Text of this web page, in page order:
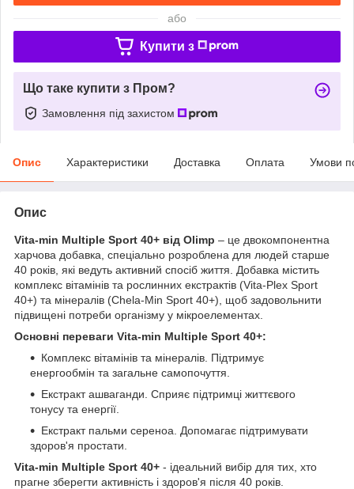
або
Купити з
Що таке купити з Пром?
Замовлення під захистом
Опис Характеристики Доставка Оплата Умови
Опис
Vita-min Multiple Sport 40+ від Olimp – це двокомпонентна
харчова добавка, спеціально розроблена для людей старше
40 років, які ведуть активний спосіб життя. Добавка містить
комплекс вітамінів та рослинних екстрактів (Vita-Plex Sport
40+) та мінералів (Chela-Min Sport 40+), щоб задовольнити
підвищені потреби організму у мікроелементах.
Основні переваги Vita-min Multiple Sport 40+:
Комплекс вітамінів та мінералів. Підтримує
енергообмін та загальне самопочуття.
Екстракт ашваганди. Сприяє підтримці життєвого
тонусу та енергії.
Екстракт пальми сереноа. Допомагає підтримувати
здоров'я простати.
Vita-min Multiple Sport 40+ - ідеальний вибір для тих, хто
прагне зберегти активність і здоров'я після 40 років.